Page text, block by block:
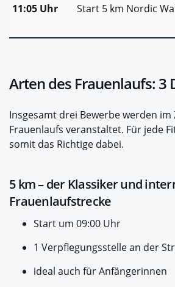
11:05 Uhr Start 5 km Nordic
Arten des Frauenlaufs: 3
Insgesamt drei Bewerbe werden im
Frauenlaufs veranstaltet. Für jede
somit das Richtige dabei.
5 km – der Klassiker und
Frauenlaufstrecke
Start um 09:00 Uhr
1 Verpflegungsstelle an der
ideal auch für Anfängerinnen